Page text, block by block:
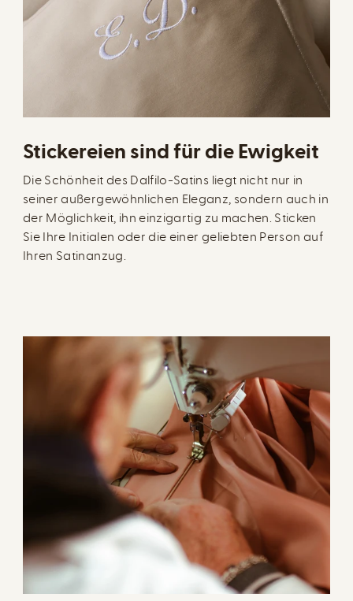
Stickereien sind für die Ewigkeit
Die Schönheit des Dalfilo-Satins liegt nicht nur in
seiner außergewöhnlichen Eleganz, sondern auch in
der Möglichkeit, ihn einzigartig zu machen. Sticken
Sie Ihre Initialen oder die einer geliebten Person auf
Ihren Satinanzug.